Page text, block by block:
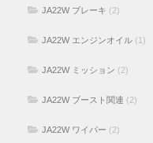
JA22W ブレーキ (2)
JA22W エンジンオイル (1)
JA22W ミッション (2)
JA22W ブースト関連 (2)
JA22W ワイパー (2)